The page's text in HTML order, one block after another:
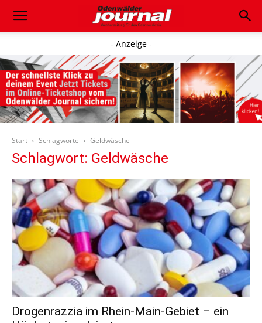
- Anzeige -
Start Schlagworte Geldwäsche
Schlagwort: Geldwäsche
Drogenrazzia im Rhein-Main-Gebiet – ein